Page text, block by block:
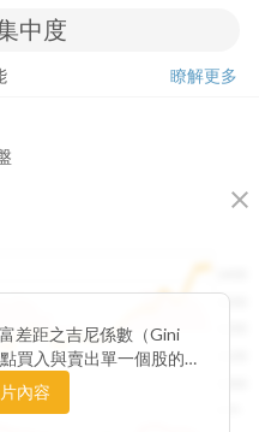
瞭解更多
close
1300
差距之吉尼係數（Gini
買入與賣出單一個股的
一個重要參考。
內容